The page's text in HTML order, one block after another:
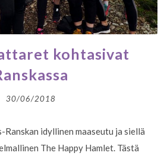
kohtasivat
30/06/2018
idyllinen maaseutu ja siellä
The Happy Hamlet. Tästä